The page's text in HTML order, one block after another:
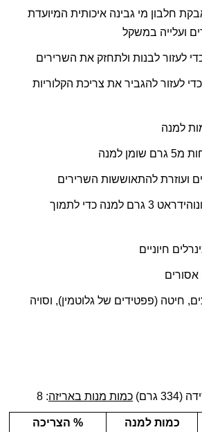
חלבון מי גבינה איכותית המיועדת
ועלייה במשקל
למנה
ועוזרת להתאוששות השרירים
3 גרם למנה כדי לתמוך
אסורים
חיטה (פפטידים של גלוטמין), וסויה
כמות מנות באריזה: 8
כמות למנה
% הצריכה